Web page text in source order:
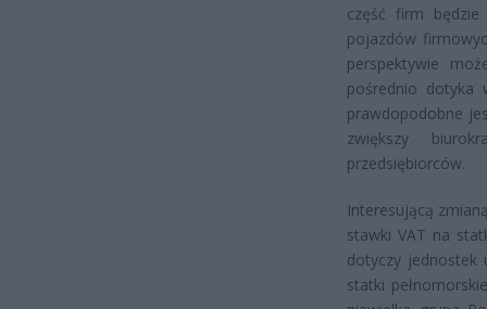
część firm
pojazdów
perspektywie
pośrednio dotyka
prawdopodobne
zwiększy
przedsiębiorców.
Interesującą
stawki VAT na
dotyczy jednostek
statki